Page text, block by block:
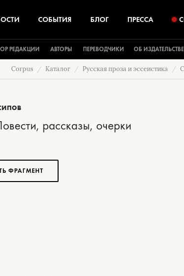
СОБЫТИЯ БЛОГ ПРЕССА
РЕДАКЦИИ АВТОРЫ ПЕРЕВОДЧИКИ ОБ ИЗДАТЕЛЬСТВЕ
Corpus Каталог Русская проза и эссеистика
рассказы, очерки
ФРАГМЕНТ